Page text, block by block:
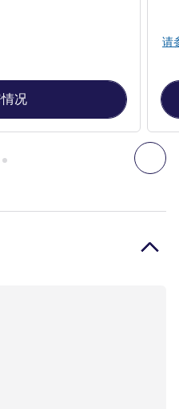
下
房，配备 1 张双人床 , 客房 2 :
况
请